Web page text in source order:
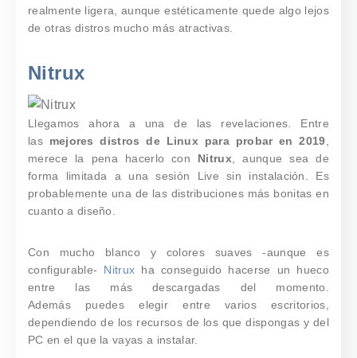
realmente ligera, aunque estéticamente quede algo lejos
de otras distros mucho más atractivas.
Nitrux
Llegamos ahora a una de las revelaciones. Entre
las mejores distros de Linux para probar en 2019
merece la pena hacerlo con Nitrux , aunque sea de
forma limitada a una sesión Live sin instalación. Es
probablemente una de las distribuciones más bonitas en
cuanto a diseño.
Con mucho blanco y colores suaves -aunque es
configurable- Nitrux ha conseguido hacerse un hueco
entre las más descargadas del momento.
Además puedes elegir entre varios escritorios
dependiendo de los recursos de los que dispongas y del
PC en el que la vayas a instalar.